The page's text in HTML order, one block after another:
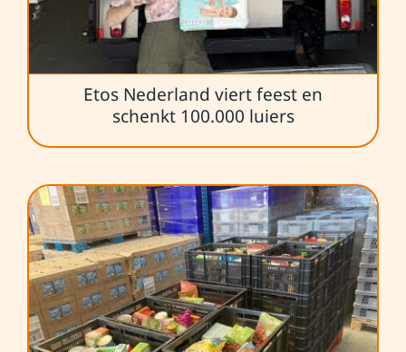
Etos Nederland viert feest en
schenkt 100.000 luiers